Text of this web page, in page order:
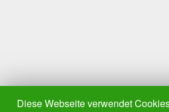
Diese Webseite verwendet